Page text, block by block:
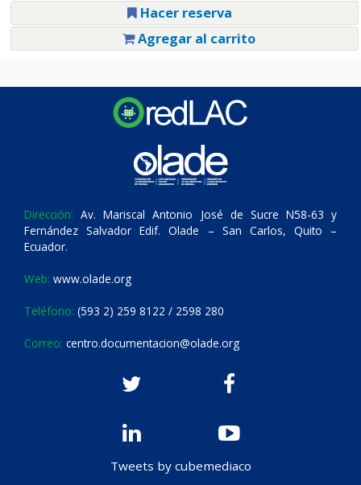
Hacer reserva
Agregar al carrito
Dirección: Av. Mariscal Antonio José de Sucre N58-63 y
Fernández Salvador Edif. Olade – San Carlos, Quito –
Ecuador.
Web: www.olade.org
Teléfono: (593 2) 259 8122 / 2598 280
Correo: centro.documentacion@olade.org
Tweets by cubemediaco